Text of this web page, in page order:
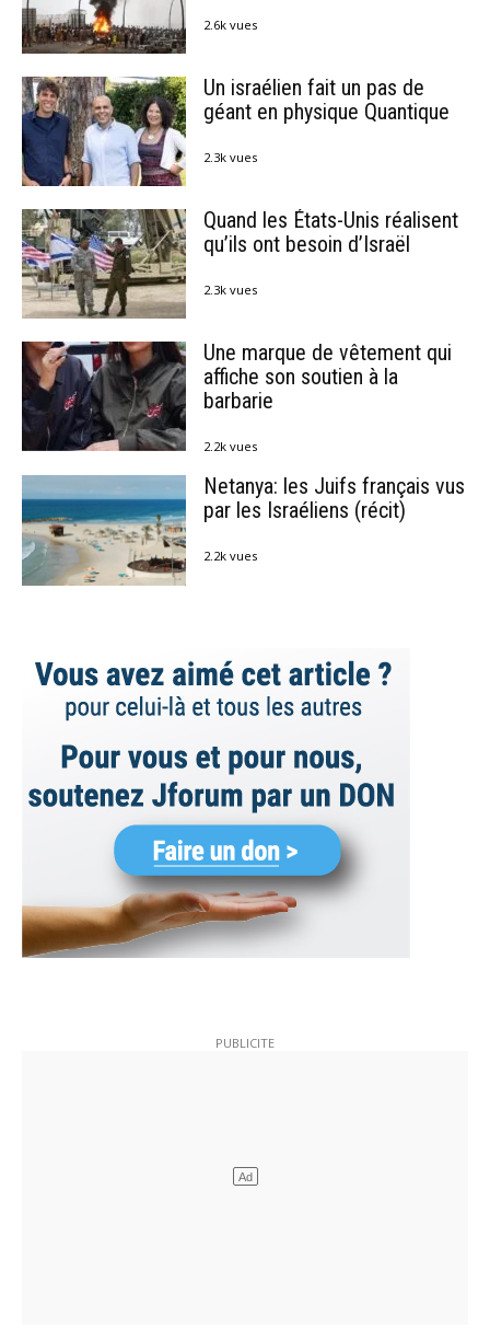
2.6k vues
Un israélien fait un pas de
géant en physique Quantique
2.3k vues
Quand les États-Unis réalisent
qu’ils ont besoin d’Israël
2.3k vues
Une marque de vêtement qui
affiche son soutien à la
barbarie
2.2k vues
Netanya: les Juifs français vus
par les Israéliens (récit)
2.2k vues